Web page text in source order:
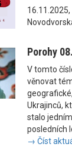
16.11.2025,
Porohy
V tomto
věnovat
Ukrajinců,
stalo
posledních
→ Číst